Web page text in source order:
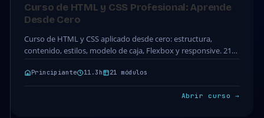
Curso de HTML y CSS Profesional: Aprende
Desde Cero
Curso de HTML y CSS aplicado desde cero: estructura,
contenido, estilos, modelo de caja, Flexbox y responsive. 21
módulos · 66 clases · 11.3h.…
Principiante 11.3h 21 módulos
Abrir curso →